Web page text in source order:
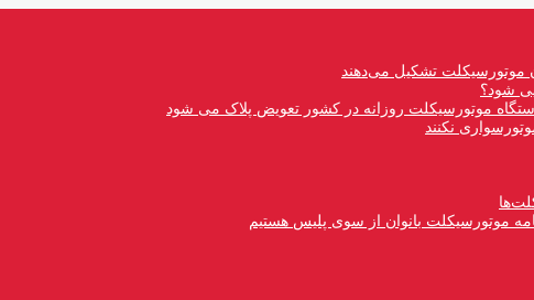
شود؟
موتورسیکلت روزانه در کشور تعویض پلاک می شود
نکنند
موتورسیکلت بانوان از سوی پلیس هستیم